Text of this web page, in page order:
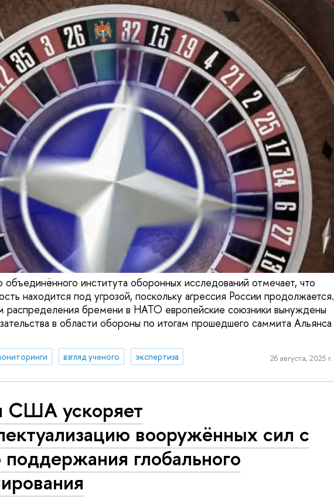
института оборонных исследований отмечает, что
находится под угрозой, поскольку агрессия России продолжается.
распределения бремени в НАТО европейские союзники вынуждены
в области обороны по итогам прошедшего саммита Альянса
взгляд ученого экспертиза 26 августа, 2025 г.
США ускоряет
вооружённых сил с
глобального